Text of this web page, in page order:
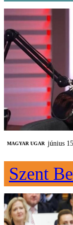
MAGYAR UGAR június
Szent